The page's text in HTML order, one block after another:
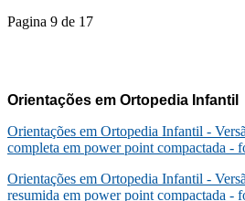
Pagina 9 de 17
Orientações em Ortopedia Infantil
Orientações em Ortopedia Infantil -
completa em power point compactada -
Orientações em Ortopedia Infantil -
resumida em power point compactada -